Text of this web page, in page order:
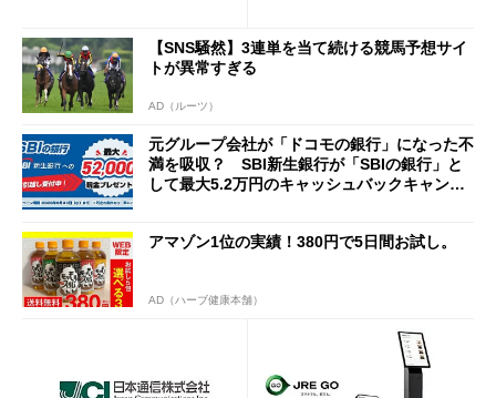
【SNS騒然】3連単を当て続ける競馬予想サイ
トが異常すぎる
AD（ルーツ）
元グループ会社が「ドコモの銀行」になった不
満を吸収？ SBI新生銀行が「SBIの銀行」と
して最大5.2万円のキャッシュバックキャンペ
アマゾン1位の実績！380円で5日間お試し。
AD（ハーブ健康本舗）